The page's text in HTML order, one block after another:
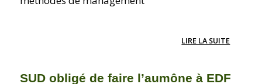
LIRE LA SUITE
SUD obligé de faire l’aumône à EDF